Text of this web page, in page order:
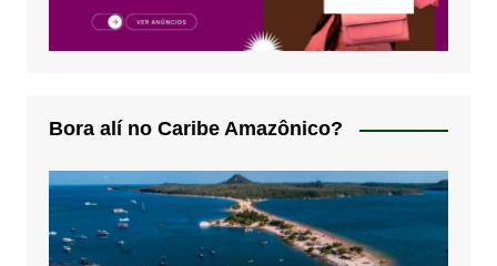
Bora alí no Caribe Amazônico?